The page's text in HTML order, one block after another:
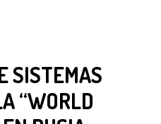
SISTEMAS
“WORLD